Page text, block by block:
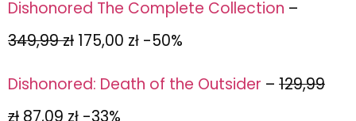
Dishonored The Complete Collection –
349,99 zł 175,00 zł -50%
Dishonored: Death of the Outsider – 129,99